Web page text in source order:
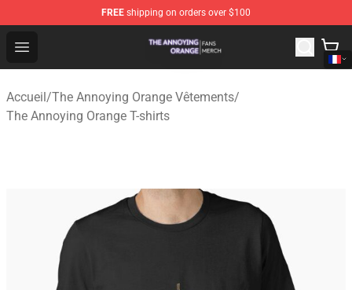
FREE shipping on orders over $100
Open menu
The Annoying Orange Shop - Official The Annoying
Accueil/The Annoying Orange Vêtements/
The Annoying Orange T-shirts